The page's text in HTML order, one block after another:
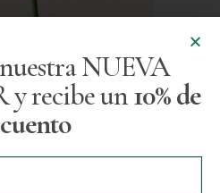
NUEVA
y recibe un10% de